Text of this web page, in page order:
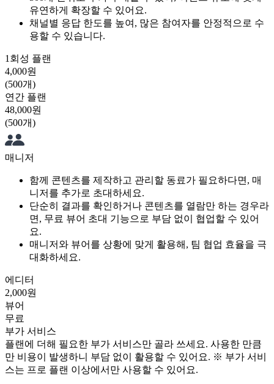
유연하게 확장할 수 있어요.
채널별 응답 한도를 높여, 많은 참여자를 안정적으로 수
용할 수 있습니다.
1회성 플랜
4,000원
(500개)
연간 플랜
48,000원
(500개)
매니저
함께 콘텐츠를 제작하고 관리할 동료가 필요하다면, 매
니저를 추가로 초대하세요.
단순히 결과를 확인하거나 콘텐츠를 열람만 하는 경우라
면, 무료 뷰어 초대 기능으로 부담 없이 협업할 수 있어
요.
매니저와 뷰어를 상황에 맞게 활용해, 팀 협업 효율을 극
대화하세요.
에디터
2,000원
뷰어
무료
부가 서비스
플랜에 더해 필요한 부가 서비스만 골라 쓰세요. 사용한 만큼
만 비용이 발생하니 부담 없이 활용할 수 있어요. ※ 부가 서비
스는 프로 플랜 이상에서만 사용할 수 있어요.